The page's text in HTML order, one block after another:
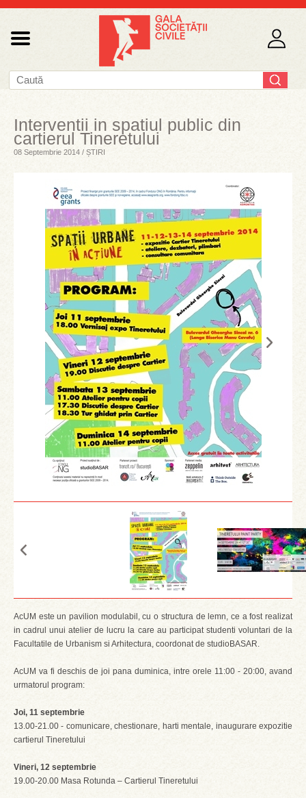
Interventii in spatiul public din
cartierul Tineretului
08 Septembrie 2014 / ȘTIRI
AcUM este un pavilion modulabil, cu o structura de lemn, ce a fost realizat
in cadrul unui atelier de lucru la care au participat studenti voluntari de la
Facultatile de Urbanism si Arhitectura, coordonat de studioBASAR.
AcUM va fi deschis de joi pana duminica, intre orele 11:00 - 20:00, avand
urmatorul program:
Joi, 11 septembrie
13.00-21.00 - comunicare, chestionare, harti mentale, inaugurare expozitie
cartierul Tineretului
Vineri, 12 septembrie
19.00-20.00 Masa Rotunda – Cartierul Tineretului